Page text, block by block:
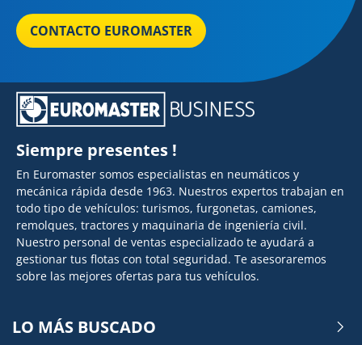
CONTACTO EUROMASTER
Siempre presentes !
En Euromaster somos especialistas en neumáticos y
mecánica rápida desde 1963. Nuestros expertos trabajan en
todo tipo de vehículos: turismos, furgonetas, camiones,
remolques, tractores y maquinaria de ingeniería civil.
Nuestro personal de ventas especializado te ayudará a
gestionar tus flotas con total seguridad. Te asesoraremos
sobre las mejores ofertas para tus vehículos.
LO MÁS BUSCADO